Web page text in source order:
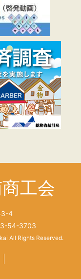
工会
4
54-3703
All Rights Reserved.